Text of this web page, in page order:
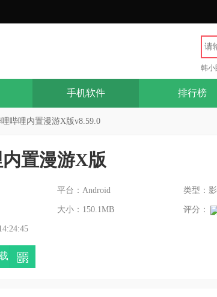
韩小
手机软件 排行榜
哔哩内置漫游X版v8.59.0
置漫游X版
平台：Android 类型：
大小：150.1MB 评分：